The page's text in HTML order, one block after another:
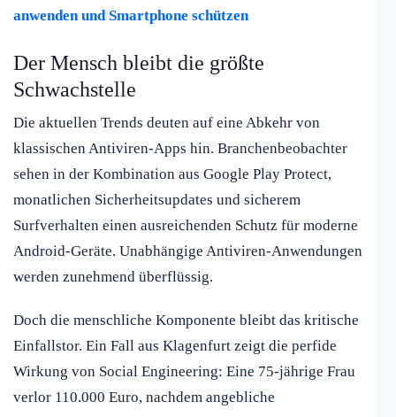
anwenden und Smartphone schützen
Der Mensch bleibt die größte
Schwachstelle
Die aktuellen Trends deuten auf eine Abkehr von
klassischen Antiviren-Apps hin. Branchenbeobachter
sehen in der Kombination aus Google Play Protect,
monatlichen Sicherheitsupdates und sicherem
Surfverhalten einen ausreichenden Schutz für moderne
Android-Geräte. Unabhängige Antiviren-Anwendungen
werden zunehmend überflüssig.
Doch die menschliche Komponente bleibt das kritische
Einfallstor. Ein Fall aus Klagenfurt zeigt die perfide
Wirkung von Social Engineering: Eine 75-jährige Frau
verlor 110.000 Euro, nachdem angebliche